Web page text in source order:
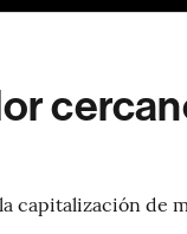
capitalización de